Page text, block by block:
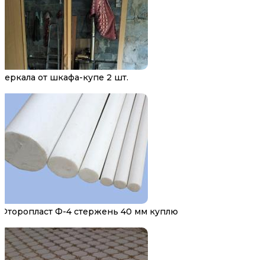
Зеркала от шкафа-купе 2 шт.
Фторопласт Ф-4 стержень 40 мм куплю